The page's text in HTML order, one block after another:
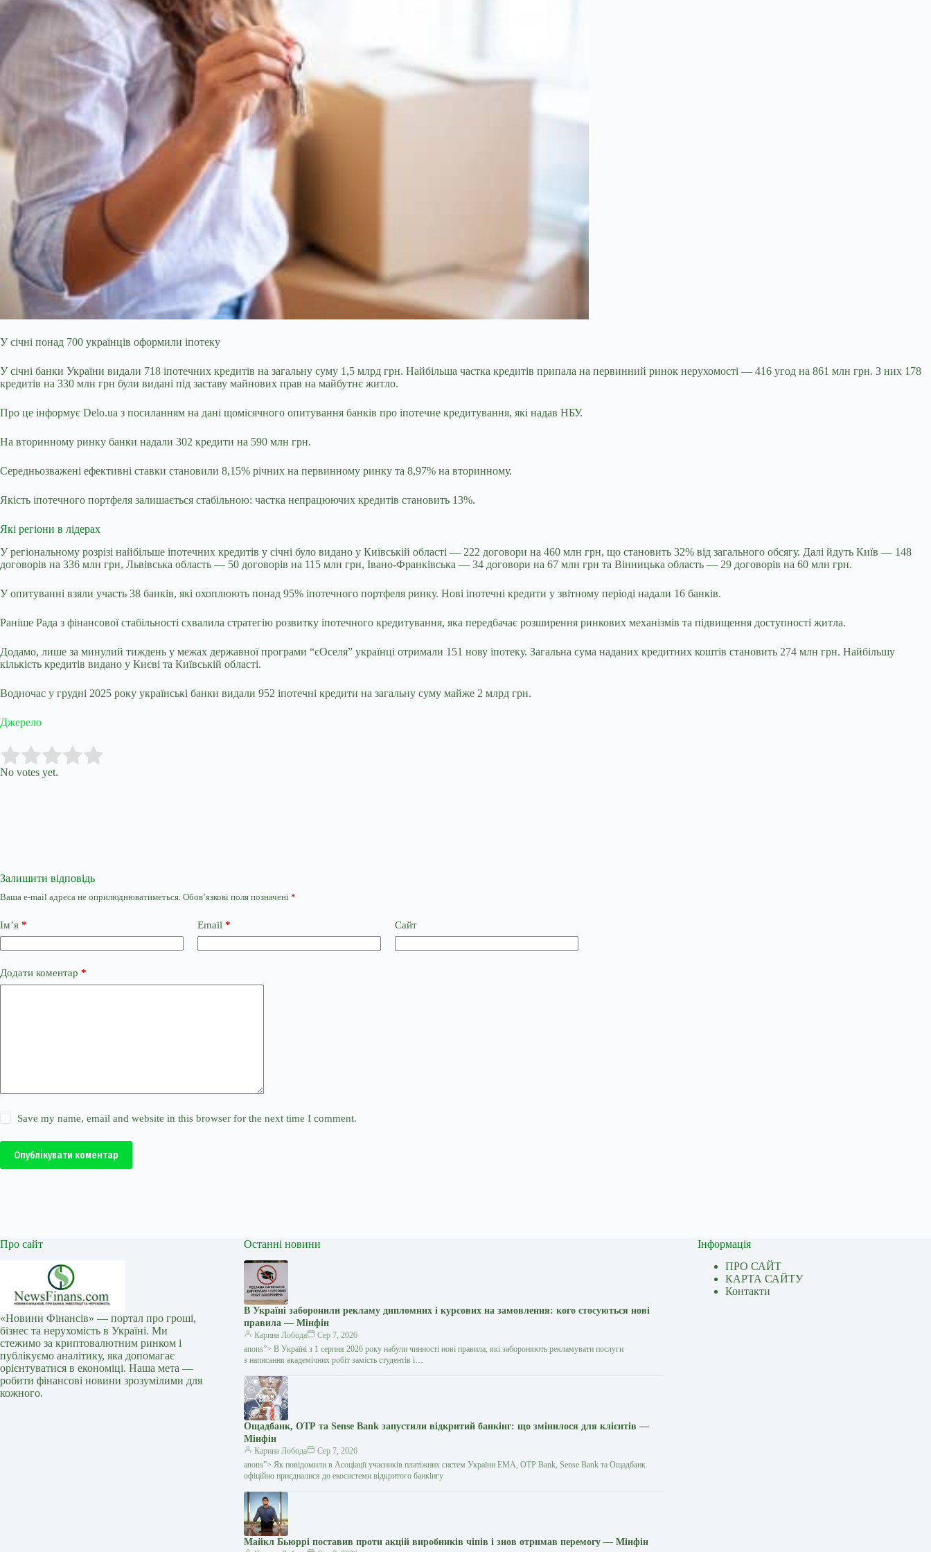
У січні понад 700 українців оформили іпотеку
У січні банки України видали 718 іпотечних кредитів на загальну суму 1,5 млрд грн. Найбільша частка кредитів припала на первинний ринок нерухомості — 416 угод на 861 млн грн. З них 178
кредитів на 330 млн грн були видані під заставу майнових прав на майбутнє житло.
Про це інформує Delo.ua з посиланням на дані щомісячного опитування банків про іпотечне кредитування, які надав НБУ.
На вторинному ринку банки надали 302 кредити на 590 млн грн.
Середньозважені ефективні ставки становили 8,15% річних на первинному ринку та 8,97% на вторинному.
Якість іпотечного портфеля залишається стабільною: частка непрацюючих кредитів становить 13%.
Які регіони в лідерах
У регіональному розрізі найбільше іпотечних кредитів у січні було видано у Київській області — 222 договори на 460 млн грн, що становить 32% від загального обсягу. Далі йдуть Київ — 148
договорів на 336 млн грн, Львівська область — 50 договорів на 115 млн грн, Івано-Франківська — 34 договори на 67 млн грн та Вінницька область — 29 договорів на 60 млн грн.
У опитуванні взяли участь 38 банків, які охоплюють понад 95% іпотечного портфеля ринку. Нові іпотечні кредити у звітному періоді надали 16 банків.
Раніше Рада з фінансової стабільності схвалила стратегію розвитку іпотечного кредитування, яка передбачає розширення ринкових механізмів та підвищення доступності житла.
Додамо, лише за минулий тиждень у межах державної програми “єОселя” українці отримали 151 нову іпотеку. Загальна сума наданих кредитних коштів становить 274 млн грн. Найбільшу
кількість кредитів видано у Києві та Київській області.
Водночас у грудні 2025 року українські банки видали 952 іпотечні кредити на загальну суму майже 2 млрд грн.
Джерело
Rate this item:
No votes yet.
Залишити відповідь
Ваша e-mail адреса не оприлюднюватиметься. Обов’язкові поля позначені *
Ім’я * Email * Сайт
Додати коментар *
Save my name, email and website in this browser for the next time I comment.
Опублікувати коментар
Про сайт
«Новини Фінансів» — портал про гроші,
бізнес та нерухомість в Україні. Ми
стежимо за криптовалютним ринком і
публікуємо аналітику, яка допомагає
орієнтуватися в економіці. Наша мета —
робити фінансові новини зрозумілими для
кожного.
Останні новини
В Україні заборонили рекламу дипломних і курсових на замовлення: кого стосуються нові
правила — Мінфін
Карина Лобода
Сер 7, 2026
anons”> В Україні з 1 серпня 2026 року набули чинності нові правила, які забороняють рекламувати послуги
з написання академічних робіт замість студентів і…
Ощадбанк, OTP та Sense Bank запустили відкритий банкінг: що змінилося для клієнтів —
Мінфін
Карина Лобода
Сер 7, 2026
anons”> Як повідомили в Асоціації учасників платіжних систем України EMA, OTP Bank, Sense Bank та Ощадбанк
офіційно приєдналися до екосистеми відкритого банкінгу
Майкл Бьюррі поставив проти акцій виробників чіпів і знов отримав перемогу — Мінфін
Інформація
ПРО САЙТ
КАРТА САЙТУ
Контакти